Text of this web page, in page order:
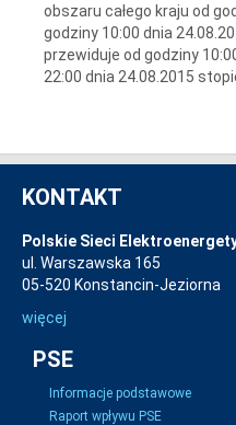
obszaru całego kraju od
godziny 10:00 dnia
przewiduje od godziny
22:00 dnia 24.08.2015
KONTAKT
Polskie Sieci
ul. Warszawska 165
05-520 Konstancin-Jeziorna
więcej
PSE
Informacje podstawowe
Raport wpływu PSE